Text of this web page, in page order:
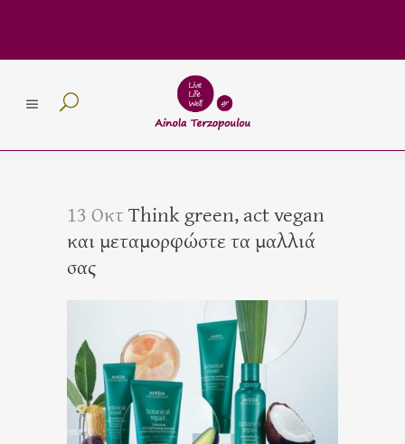
13 ΟκτThink green, act vegan
και μεταμορφώστε τα μαλλιά
σας